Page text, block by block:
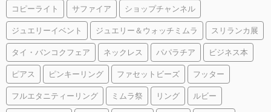
コピーライト サファイア ショップチャンネル
ジュエリーイベント ジュエリー＆ウォッチミムラ スリランカ展
タイ・バンコクフェア ネックレス パパラチア ビジネス本
ピアス ピンキーリング ファセットビーズ フッター
フルエタニティーリング ミムラ祭 リング ルビー